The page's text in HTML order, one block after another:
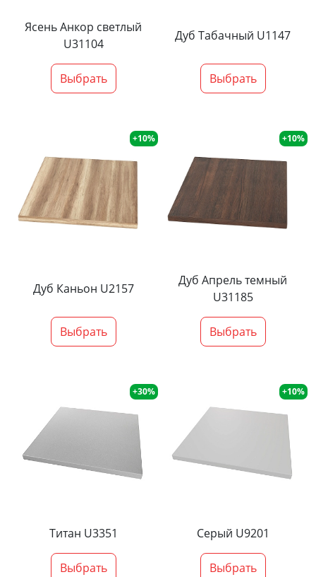
Ясень Анкор светлый
U31104
Выбрать
Дуб Табачный U1147
Выбрать
+10%
Дуб Каньон U2157
Выбрать
+10%
Дуб Апрель темный
U31185
Выбрать
+30%
Титан U3351
Выбрать
+10%
Серый U9201
Выбрать